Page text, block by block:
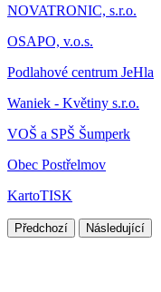
NOVATRONIC, s.r.o.
OSAPO, v.o.s.
Podlahové centrum JeHla
Waniek - Květiny s.r.o.
VOŠ a SPŠ Šumperk
Obec Postřelmov
KartoTISK
Předchozí Následující